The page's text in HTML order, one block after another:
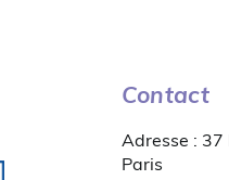
Contact
Adresse :
Paris